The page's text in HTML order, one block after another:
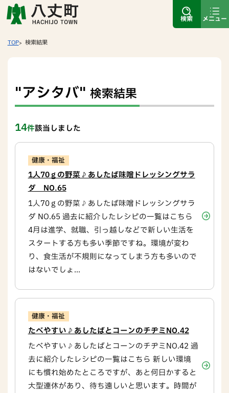
検索 メニュー
TOP 検索結果
"アシタバ"検索結果
14件該当しました
健康・福祉
1人70ｇの野菜♪あしたば味噌ドレッシングサラ
ダ NO.65
1人70ｇの野菜♪あしたば味噌ドレッシングサラ
ダ NO.65 過去に紹介したレシピの一覧はこちら
4月は進学、就職、引っ越しなどで新しい生活を
スタートする方も多い季節ですね。環境が変わ
り、食生活が不規則になってしまう方も多いので
はないでしょ...
健康・福祉
たべやすい♪あしたばとコーンのチヂミNO.42
たべやすい♪あしたばとコーンのチヂミNO.42 過
去に紹介したレシピの一覧はこちら 新しい環境
にも慣れ始めたところですが、あと何日かすると
大型連休があり、待ち遠しいと思います。時間が